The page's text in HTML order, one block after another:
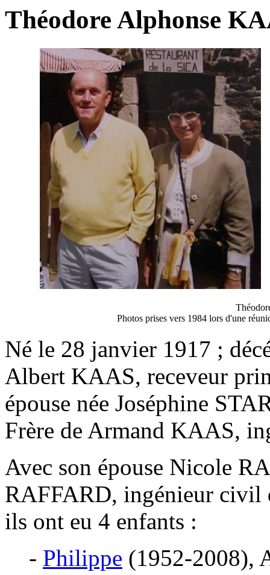
Théodore Alphonse
Photos prises vers 1984 lors d'une
Né le 28 janvier 1917 ;
Albert KAAS, receveur
épouse née Joséphine
Frère de Armand KAAS,
Avec son épouse Nicole
RAFFARD, ingénieur civil
ils ont eu 4 enfants :
- Philippe (1952-2008),